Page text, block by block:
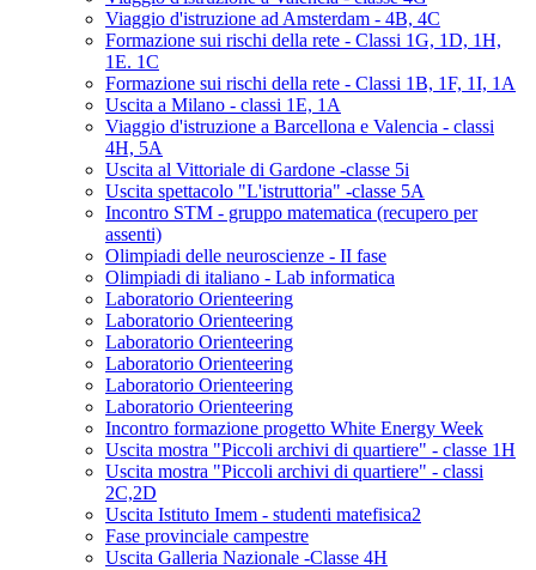
Viaggio d'istruzione ad Amsterdam - 4B, 4C
Formazione sui rischi della rete - Classi 1G, 1D, 1H,
1E. 1C
Formazione sui rischi della rete - Classi 1B, 1F, 1I, 1A
Uscita a Milano - classi 1E, 1A
Viaggio d'istruzione a Barcellona e Valencia - classi
4H, 5A
Uscita al Vittoriale di Gardone -classe 5i
Uscita spettacolo "L'istruttoria" -classe 5A
Incontro STM - gruppo matematica (recupero per
assenti)
Olimpiadi delle neuroscienze - II fase
Olimpiadi di italiano - Lab informatica
Laboratorio Orienteering
Laboratorio Orienteering
Laboratorio Orienteering
Laboratorio Orienteering
Laboratorio Orienteering
Laboratorio Orienteering
Incontro formazione progetto White Energy Week
Uscita mostra "Piccoli archivi di quartiere" - classe 1H
Uscita mostra "Piccoli archivi di quartiere" - classi
2C,2D
Uscita Istituto Imem - studenti matefisica2
Fase provinciale campestre
Uscita Galleria Nazionale -Classe 4H